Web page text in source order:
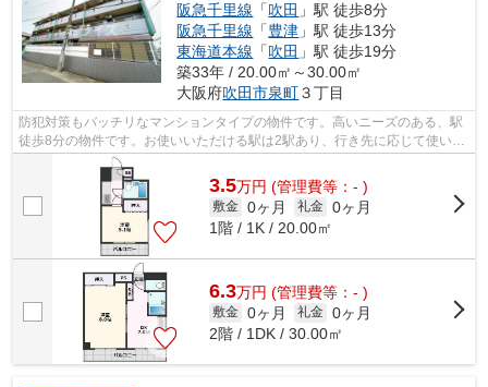
阪急千里線 「吹田 」駅 徒歩8分
阪急千里線 「豊津 」駅 徒歩13分
東海道本線 「吹田 」駅 徒歩19分
築33年 / 20.00㎡～30.00㎡
大阪府吹田市泉町３丁目
防犯対策もバッチリなマンションタイプの物件です。高いニーズのある、駅
徒歩8分の物件です。お使いいただける駅は2駅あり、行き先に応じて使い分
けができます。遮音性が高く静かな住...
3.5万円 (管理費等：- )
敷金 0ヶ月 礼金 0ヶ月
1階 / 1K / 20.00㎡
6.3万円 (管理費等：- )
敷金 0ヶ月 礼金 0ヶ月
2階 / 1DK / 30.00㎡